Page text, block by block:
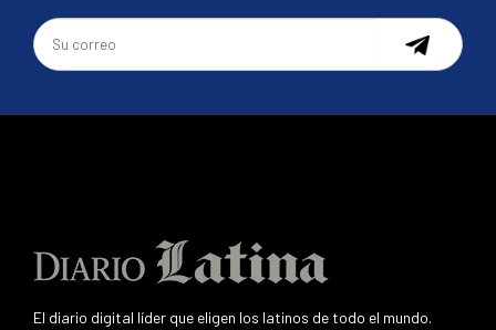
El diario digital líder que eligen los latinos de todo el mundo.